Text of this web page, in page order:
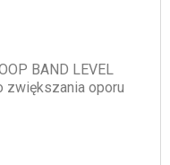
BAND LEVEL
zwiększania oporu